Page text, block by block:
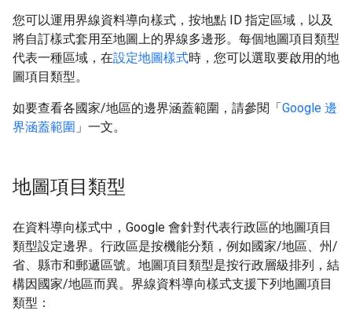
您可以運用界線資料導向樣式，按地點 ID 指定區域，以及
將自訂樣式套用至地圖上的界線多邊形。每個地圖項目類型
代表一種區域，在設定地圖樣式時，您可以選取要啟用的地
圖項目類型。
如要查看各國家/地區的邊界涵蓋範圍，請參閱「Google 邊
界涵蓋範圍 」一文。
地圖項目類型
在資料導向樣式中，Google 會針對代表行政區的地圖項目
類型設定邊界。行政區是按機能分類，例如國家/地區、州/
省、縣市和郵遞區號。地圖項目類型是按行政層級排列，結
構因國家/地區而異。界線資料導向樣式支援下列地圖項目
類型：